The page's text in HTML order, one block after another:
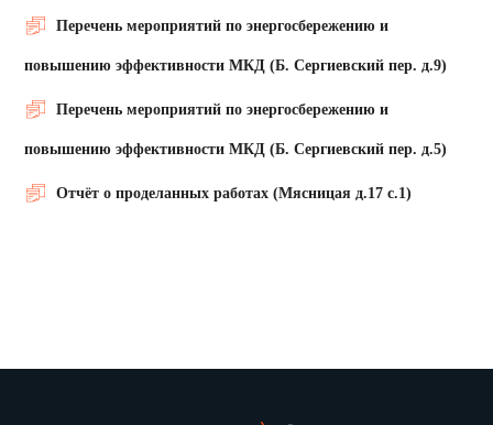
Перечень мероприятий по энергосбережению и
повышению эффективности МКД (Б. Сергиевский пер. д.9)
Перечень мероприятий по энергосбережению и
повышению эффективности МКД (Б. Сергиевский пер. д.5)
Отчёт о проделанных работах (Мясницая д.17 с.1)